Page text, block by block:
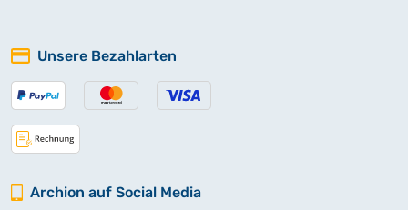
Unsere Bezahlarten
Archion auf Social Media